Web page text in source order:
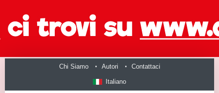
Chi Siamo Autori Contattaci
Italiano